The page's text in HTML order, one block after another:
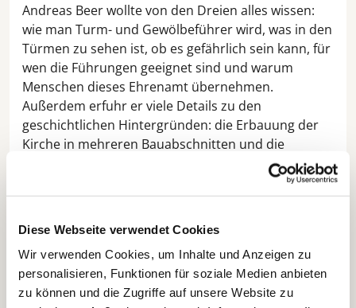
Diese Webseite verwendet Cookies
Wir verwenden Cookies, um Inhalte und Anzeigen zu
personalisieren, Funktionen für soziale Medien anbieten
zu können und die Zugriffe auf unsere Website zu
Andreas Beer wollte von den Dreien alles wissen:
wie man Turm- und Gewölbeführer wird, was in den
Türmen zu sehen ist, ob es gefährlich sein kann, für
wen die Führungen geeignet sind und warum
Menschen dieses Ehrenamt übernehmen.
Außerdem erfuhr er viele Details zu den
geschichtlichen Hintergründen: die Erbauung der
Kirche in mehreren Bauabschnitten und die
Entstehung des höchsten Backsteingewölbes der
Welt, die schreckliche Bombennacht von Palmarum
1942 und wie Eric Warburg einen weiteren Angriff
die Geschichte der Glocken. Den Höhepunkt bildete
der Rundumblick vom Dachreiter über die Lübecker
Altstadt und darüber hinaus – bei strahlendem
Sonnenschein schlicht atemberaubend.